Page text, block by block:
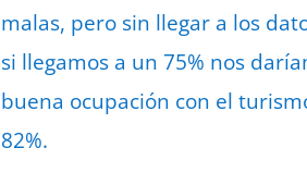
malas, pero sin llegar a los
si llegamos a un 75% nos
buena ocupación con el
82%.